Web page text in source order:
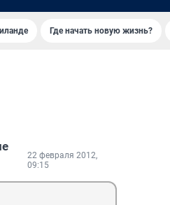
Где начать новую жизнь?
22 февраля 2012,
09:15